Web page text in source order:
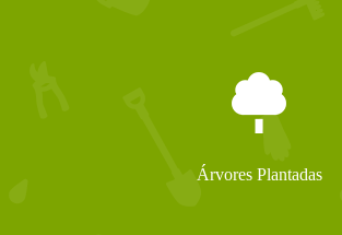
Árvores Plantadas